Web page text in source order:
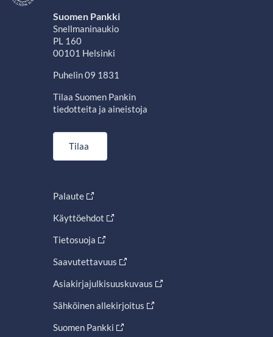
Suomen Pankki
Snellmaninaukio
PL 160
00101 Helsinki
Puhelin 09 1831
Tilaa Suomen Pankin
tiedotteita ja aineistoja
Tilaa
Palaute
Käyttöehdot
Tietosuoja
Saavutettavuus
Asiakirjajulkisuuskuvaus
Sähköinen allekirjoitus
Suomen Pankki